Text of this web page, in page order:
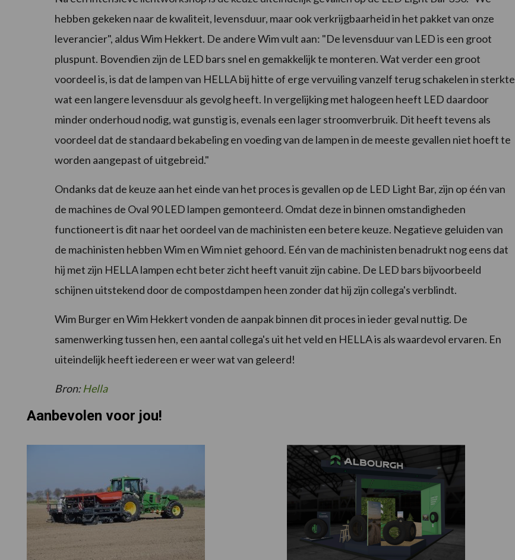
hebben gekeken naar de kwaliteit, levensduur, maar ook verkrijgbaarheid in het pakket van onze
leverancier", aldus Wim Hekkert. De andere Wim vult aan: "De levensduur van LED is een groot
pluspunt. Bovendien zijn de LED bars snel en gemakkelijk te monteren. Wat verder een groot
voordeel is, is dat de lampen van HELLA bij hitte of erge vervuiling vanzelf terug schakelen in sterkte
wat een langere levensduur als gevolg heeft. In vergelijking met halogeen heeft LED daardoor
minder onderhoud nodig, wat gunstig is, evenals een lager stroomverbruik. Dit heeft tevens als
voordeel dat de standaard bekabeling en voeding van de lampen in de meeste gevallen niet hoeft te
worden aangepast of uitgebreid."
Ondanks dat de keuze aan het einde van het proces is gevallen op de LED Light Bar, zijn op één van
de machines de Oval 90 LED lampen gemonteerd. Omdat deze in binnen omstandigheden
functioneert is dit naar het oordeel van de machinisten een betere keuze. Negatieve geluiden van
de machinisten hebben Wim en Wim niet gehoord. Eén van de machinisten benadrukt nog eens dat
hij met zijn HELLA lampen echt beter zicht heeft vanuit zijn cabine. De LED bars bijvoorbeeld
schijnen uitstekend door de compostdampen heen zonder dat hij zijn collega's verblindt.
Wim Burger en Wim Hekkert vonden de aanpak binnen dit proces in ieder geval nuttig. De
samenwerking tussen hen, een aantal collega's uit het veld en HELLA is als waardevol ervaren. En
uiteindelijk heeft iedereen er weer wat van geleerd!
Bron:Hella
Aanbevolen voor jou!